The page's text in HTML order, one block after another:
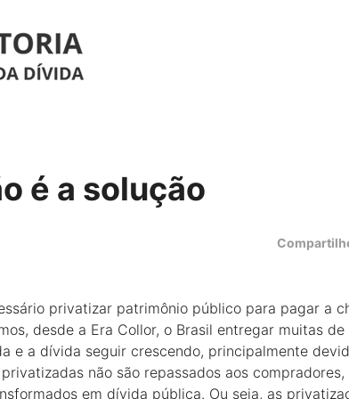
é a solução
privatizar patrimônio público para pagar a
desde a Era Collor, o Brasil entregar muitas
e a dívida seguir crescendo, principalmente
não são repassados aos compradores,
em dívida pública. Ou seja, as